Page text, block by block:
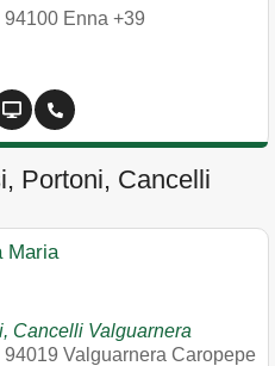
94100 Enna +39
Portoni, Cancelli
Maria
Cancelli Valguarnera
94019 Valguarnera Caropepe